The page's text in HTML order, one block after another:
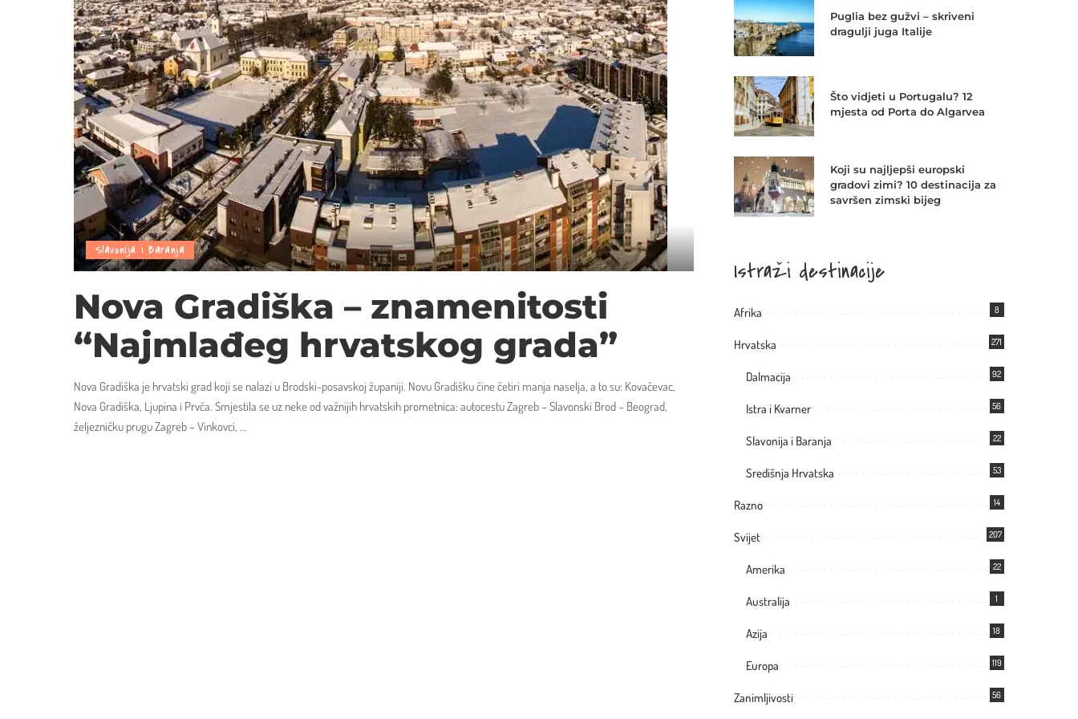
Slavonija i Baranja
Nova Gradiška – znamenitosti
“Najmlađeg hrvatskog grada”
Nova Gradiška je hrvatski grad koji se nalazi u Brodski-posavskoj županiji. Novu Gradišku čine četiri manja naselja, a to su: Kovačevac,
Nova Gradiška, Ljupina i Prvča. Smjestila se uz neke od važnijih hrvatskih prometnica: autocestu Zagreb – Slavonski Brod – Beograd,
željezničku prugu Zagreb – Vinkovci, ...
Puglia bez gužvi – skriveni
dragulji juga Italije
Što vidjeti u Portugalu? 12
mjesta od Porta do Algarvea
Koji su najljepši europski
gradovi zimi? 10 destinacija za
savršen zimski bijeg
Istraži destinacije
Afrika 8
Hrvatska 271
Dalmacija 92
Istra i Kvarner 56
Slavonija i Baranja 22
Središnja Hrvatska 53
Razno 14
Svijet 207
Amerika 22
Australija 1
Azija 18
Europa 119
Zanimljivosti 56